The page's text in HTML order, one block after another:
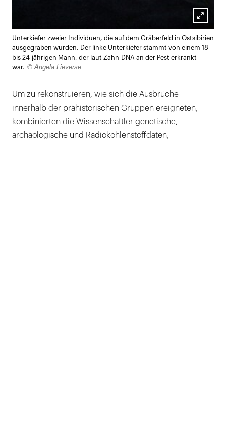
öffnen
Unterkiefer zweier Individuen, die auf dem Gräberfeld in Ostsibirien
ausgegraben wurden. Der linke Unterkiefer stammt von einem 18-
bis 24-jährigen Mann, der laut Zahn-DNA an der Pest erkrankt
war. © Angela Lieverse
Um zu rekonstruieren, wie sich die Ausbrüche
innerhalb der prähistorischen Gruppen ereigneten,
kombinierten die Wissenschaftler genetische,
archäologische und Radiokohlenstoffdaten,